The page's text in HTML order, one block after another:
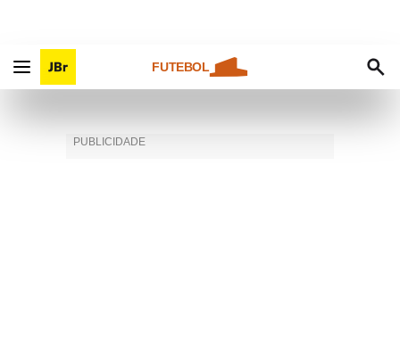
FUTEBOL